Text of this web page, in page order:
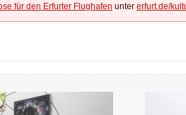
für den Erfurter Flughafen unter erfurt.de/